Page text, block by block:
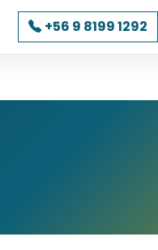
+56 9 8199 1292